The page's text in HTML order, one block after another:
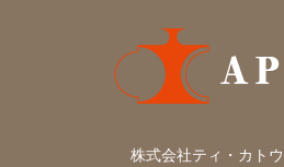
株式会社ティ・カト